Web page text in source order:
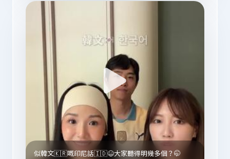
Booster Glow 有幾個唔同模式，我自己最常用係
Master Mode。
佢會利用三種唔同頻率嘅超聲波，針對唔同肌膚層進行
管理!
最近香港室外又熱、室內冷氣又凍，皮膚好容易乾燥、
缺水或者唔穩定，
我就會配搭玻尿酸膠囊凝霜，用 Calming Mode 慢慢
打圈同向上推，
做完塊面望落會水潤、飽滿同有光澤好多💧
而家我最常用嘅居家護膚順序就係：
Booster Pro X2 做輪廓彈力 → Booster Glow 做補水
鎮靜修護
養好肌膚底子，先可以令其他護理效果更加事半功倍💗
化妝師同influencer都會做嘅「分區濕敷法」，結果慳
左勁多時間，化出來個妝貼到好誇張！
💧 水光 Crush 棉片
為面頰呢啲容易乾、泛紅嘅位置深度補水舒敏。除咗佢
哋嘅皇牌透明質酸，仲有蘆薈、積雪草等舒緩成分，可
以降紅鎮靜，皮膚飲飽水勁水潤💦
💙 微酸 Crush 棉片
重點敷喺鼻翼、額頭、下巴呢啲容易積累老廢角質嘅位
置。佢係雙面設計，凹凸面清走多餘角質同油脂，再用
平滑面濕敷幾分鐘，可以令底妝更加貼服✨
其實有時底妝唔貼，未必係粉底問題，妝前肯花幾分鐘
做好局部保養，成個妝感真係可以差好遠✨
似韓文🇰🇷嘅印尼話🇮🇩😆大家聽得明幾多個？🤭